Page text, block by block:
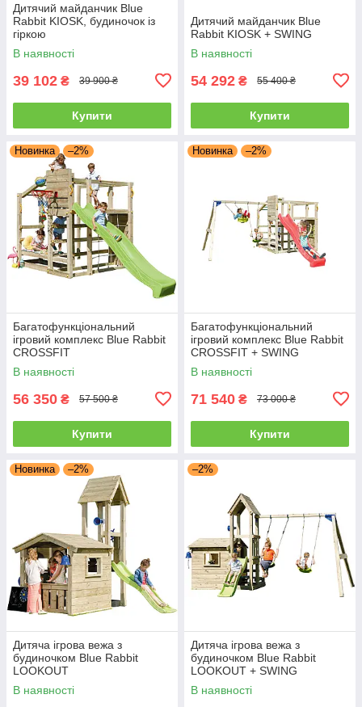
Дитячий майданчик Blue
Rabbit KIOSK, будиночок із
гіркою
В наявності
39 102 ₴ 39 900 ₴
Купити
Дитячий майданчик Blue
Rabbit KIOSK + SWING
В наявності
54 292 ₴ 55 400 ₴
Купити
Новинка –2%
Багатофункціональний
ігровий комплекс Blue Rabbit
CROSSFIT
В наявності
56 350 ₴ 57 500 ₴
Купити
Новинка –2%
Багатофункціональний
ігровий комплекс Blue Rabbit
CROSSFIT + SWING
В наявності
71 540 ₴ 73 000 ₴
Купити
Новинка –2%
Дитяча ігрова вежа з
будиночком Blue Rabbit
LOOKOUT
В наявності
–2%
Дитяча ігрова вежа з
будиночком Blue Rabbit
LOOKOUT + SWING
В наявності